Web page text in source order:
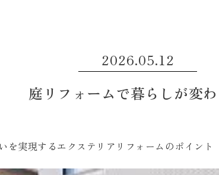
2026.05.12
庭リフォームで暮らしが変わ
を実現するエクステリアリフォームのポイント